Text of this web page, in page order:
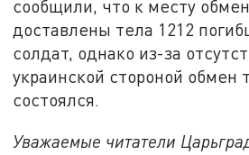
сообщили, что к месту
доставлены тела 1212
солдат, однако из-за
украинской стороной обмен
состоялся.
Уважаемые читатели